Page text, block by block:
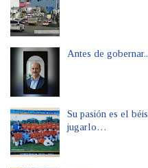
Antes de
Su pasión es el
jugarlo…